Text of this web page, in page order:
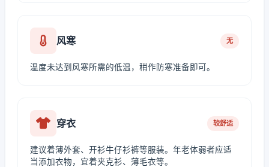
风寒 无
温度未达到风寒所需的低温，稍作防寒准备即可。
穿衣 较舒适
建议着薄外套、开衫牛仔衫裤等服装。年老体弱者应适
当添加衣物，宜着夹克衫、薄毛衣等。